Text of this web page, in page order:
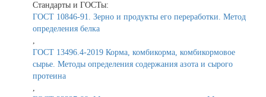
Стандарты и ГОСТы:
ГОСТ 10846-91. Зерно и продукты его переработки. Метод
определения белка
,
ГОСТ 13496.4-2019 Корма, комбикорма, комбикормовое
сырье. Методы определения содержания азота и сырого
протеина
,